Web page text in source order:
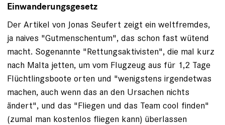
Einwanderungsgesetz
Der Artikel von Jonas Seufert zeigt ein weltfremdes,
ja naives "Gutmenschentum", das schon fast wütend
macht. Sogenannte "Rettungsaktivisten", die mal kurz
nach Malta jetten, um vom Flugzeug aus für 1,2 Tage
Flüchtlingsboote orten und "wenigstens irgendetwas
machen, auch wenn das an den Ursachen nichts
ändert", und das "Fliegen und das Team cool finden"
(zumal man kostenlos fliegen kann) überlassen